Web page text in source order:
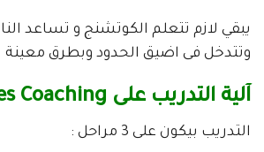
يبقي لازم تتعلم الكوتشنج و تساعد
وتتدخل فى اضيق الحدود وبطرق معينة
آلية التدريب على Sales Coaching :
التدريب بيكون على 3 مراحل :